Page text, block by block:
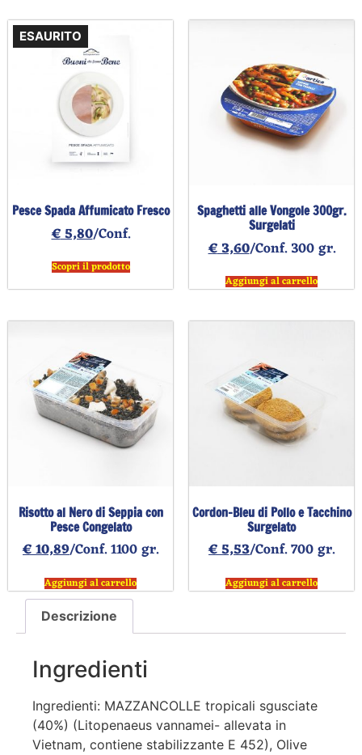
ESAURITO
Pesce Spada Affumicato Fresco
€5,80/Conf.
Scopri il prodotto
Spaghetti alle Vongole 300gr.
Surgelati
€3,60/Conf. 300 gr.
Aggiungi al carrello
Risotto al Nero di Seppia con
Pesce Congelato
€10,89/Conf. 1100 gr.
Aggiungi al carrello
Cordon-Bleu di Pollo e Tacchino
Surgelato
€5,53/Conf. 700 gr.
Aggiungi al carrello
Descrizione
Ingredienti
Ingredienti: MAZZANCOLLE tropicali sgusciate
(40%) (Litopenaeus vannamei- allevata in
Vietnam, contiene stabilizzante E 452), Olive